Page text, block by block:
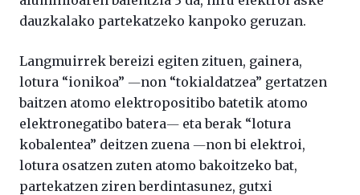
dauzkalako partekatzeko kanpoko geruzan.
Langmuirrek bereizi egiten zituen, gainera,
lotura “ionikoa” ―non “tokialdatzea” gertatzen
baitzen atomo elektropositibo batetik atomo
elektronegatibo batera― eta berak “lotura
kobalentea” deitzen zuena ―non bi elektroi,
lotura osatzen zuten atomo bakoitzeko bat,
partekatzen ziren berdintasunez, gutxi